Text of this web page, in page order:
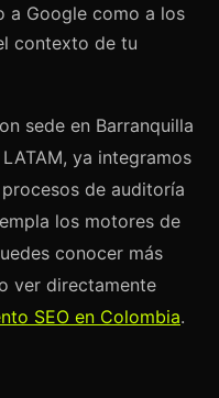
a Google como a los
contexto de tu
sede en Barranquilla
ya integramos
de auditoría
los motores de
conocer más
ver directamente
SEO en Colombia.